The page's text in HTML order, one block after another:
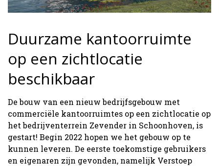
Duurzame kantoorruimte
op een zichtlocatie
beschikbaar
De bouw van een nieuw bedrijfsgebouw met
commerciële kantoorruimtes op een zichtlocatie op
het bedrijventerrein Zevender in Schoonhoven, is
gestart! Begin 2022 hopen we het gebouw op te
kunnen leveren. De eerste toekomstige gebruikers
en eigenaren zijn gevonden, namelijk Verstoep